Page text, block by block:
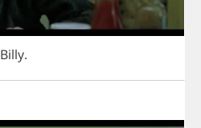
Billy.